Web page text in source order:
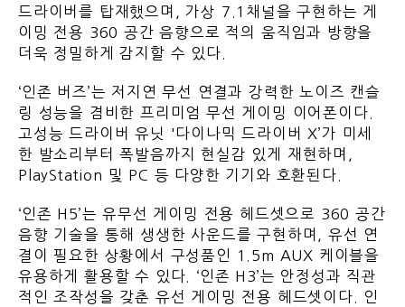
드라이버를 탑재했으며, 가상 7.1채널을 구현하는 게
이밍 전용 360 공간 음향으로 적의 움직임과 방향을
더욱 정밀하게 감지할 수 있다.
‘인존 버즈’는 저지연 무선 연결과 강력한 노이즈 캔슬
링 성능을 겸비한 프리미엄 무선 게이밍 이어폰이다.
고성능 드라이버 유닛 '다이나믹 드라이버 X’가 미세
한 발소리부터 폭발음까지 현실감 있게 재현하며,
PlayStation 및 PC 등 다양한 기기와 호환된다.
‘인존 H5’는 유무선 게이밍 전용 헤드셋으로 360 공간
음향 기술을 통해 생생한 사운드를 구현하며, 유선 연
결이 필요한 상황에서 구성품인 1.5m AUX 케이블을
유용하게 활용할 수 있다. ‘인존 H3’는 안정성과 직관
적인 조작성을 갖춘 유선 게이밍 전용 헤드셋이다. 인